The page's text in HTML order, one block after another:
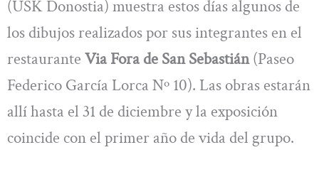
(USK Donostia) muestra estos días algunos de
los dibujos realizados por sus integrantes en el
restaurante Via Fora de San Sebastián(Paseo
Federico García Lorca Nº 10). Las obras estarán
allí hasta el 31 de diciembre y la exposición
coincide con el primer año de vida del grupo.